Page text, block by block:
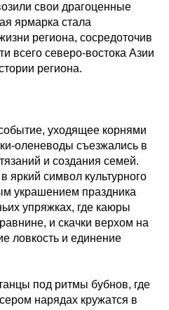
свои драгоценные
ярмарка стала
региона, сосредоточив
всего северо-востока Азии
региона.
уходящее корнями
оленеводы съезжались в
и создания семей.
яркий символ культурного
украшением праздника
упряжках, где каюры
и скачки верхом на
ловкость и единение
под ритмы бубнов, где
нарядах кружатся в